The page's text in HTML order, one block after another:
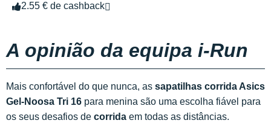
2.55 € de cashback
A opinião da equipa i-Run
Mais confortável do que nunca, as sapatilhas corrida Asics
Gel-Noosa Tri 16 para menina são uma escolha fiável para
os seus desafios de corrida em todas as distâncias.